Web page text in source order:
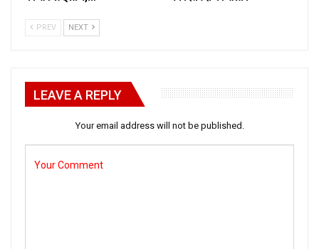
PREV NEXT
LEAVE A REPLY
Your email address will not be published.